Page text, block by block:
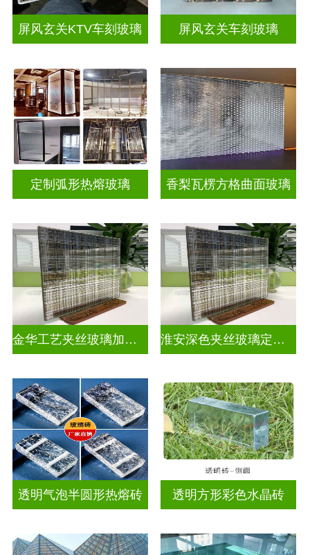
屏风玄关KTV车刻玻璃 屏风玄关车刻玻璃
定制弧形热熔玻璃 香梨瓦楞方格曲面玻璃
金华工艺夹丝玻璃加工厂家 淮安深色夹丝玻璃定做厂家
透明气泡半圆形热熔砖 透明方形彩色水晶砖